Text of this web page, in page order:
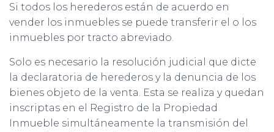
Si todos los herederos están de acuerdo en
vender los inmuebles se puede transferir el o los
inmuebles por tracto abreviado.
Solo es necesario la resolución judicial que dicte
la declaratoria de herederos y la denuncia de los
bienes objeto de la venta. Esta se realiza y quedan
inscriptas en el Registro de la Propiedad
Inmueble simultáneamente la transmisión del